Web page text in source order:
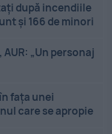
după incendiile
și 166 de minori
„Un personaj
fața unei
care se apropie